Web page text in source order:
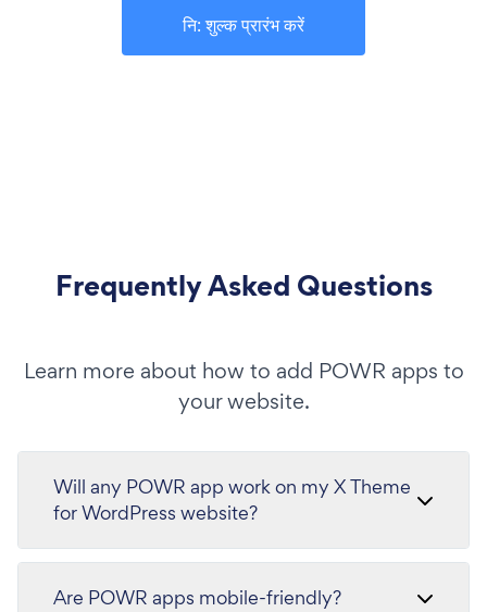
नि: शुल्क प्रारंभ करें
Frequently Asked Questions
Learn more about how to add POWR apps to
your website.
Will any POWR app work on my X Theme
for WordPress website?
Are POWR apps mobile-friendly?